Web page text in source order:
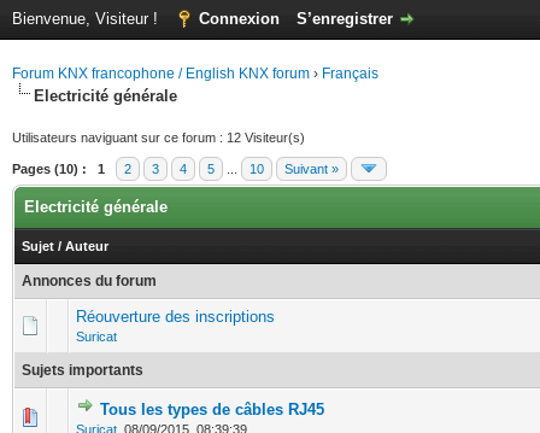
Bienvenue, Visiteur ! Connexion S’enregistrer
Forum KNX francophone / English KNX forum › Français
Electricité générale
Utilisateurs naviguant sur ce forum : 12 Visiteur(s)
Pages (10) : 1 2 3 4 5 10 Suivant »
Electricité générale
Sujet / Auteur
Annonces du forum
Réouverture des inscriptions
Suricat
Sujets importants
Tous les types de câbles RJ45
Suricat 08/09/2015, 08:39:39
0 Votes - 0 sur 5 en moyenne
12345